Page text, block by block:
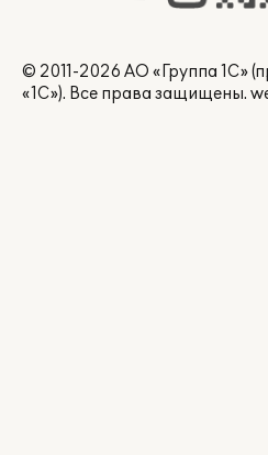
© 2011-2026 АО «Группа 1С»
«1С»). Все права защищены.